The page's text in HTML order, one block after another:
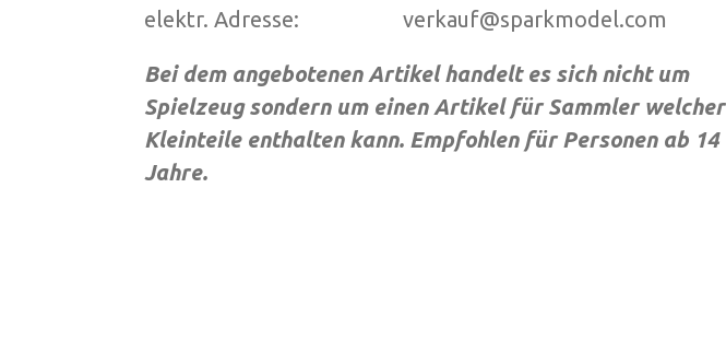
elektr. Adresse: verkauf@sparkmodel.com
Bei dem angebotenen Artikel handelt es sich nicht um
Spielzeug sondern um einen Artikel für Sammler welcher
Kleinteile enthalten kann. Empfohlen für Personen ab 14
Jahre.